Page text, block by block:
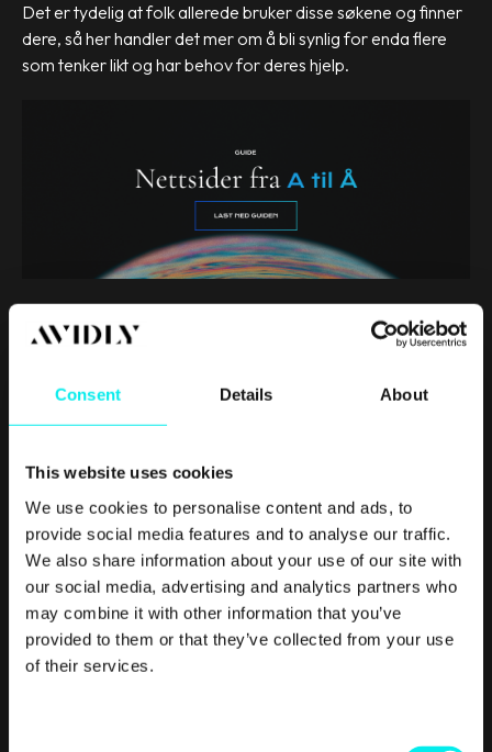
Consent Details About
This website uses cookies
We use cookies to personalise content and ads, to
provide social media features and to analyse our traffic.
We also share information about your use of our site with
our social media, advertising and analytics partners who
may combine it with other information that you’ve
provided to them or that they’ve collected from your use
of their services.
Det er tydelig at folk allerede bruker disse søkene og finner
dere, så her handler det mer om å bli synlig for enda flere
som tenker likt og har behov for deres hjelp.
Real Growth.
Impact.